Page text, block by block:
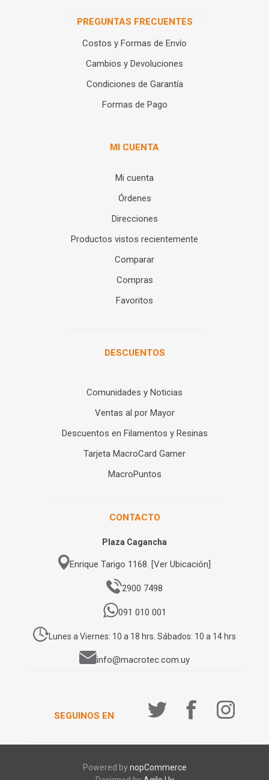
PREGUNTAS FRECUENTES
Costos y Formas de Envío
Cambios y Devoluciones
Condiciones de Garantía
Formas de Pago
MI CUENTA
Mi cuenta
Órdenes
Direcciones
Productos vistos recientemente
Comparar
Compras
Favoritos
DESCUENTOS
Comunidades y Noticias
Ventas al por Mayor
Descuentos en Filamentos y Resinas
Tarjeta MacroCard Gamer
MacroPuntos
CONTACTO
Plaza Cagancha
Enrique Tarigo 1168. [Ver Ubicación]
2900 7498
091 010 001
Lunes a Viernes: 10 a 18 hrs. Sábados: 10 a 14 hrs
info@macrotec.com.uy
SEGUINOS EN
Powered bynopCommerce